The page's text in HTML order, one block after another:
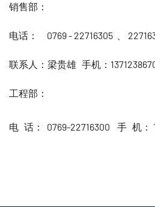
销售部：
电话： 0769 - 22716305 、
联系人：梁贵雄 手机：
工程部：
电 话： 0769-22716300 手 机：